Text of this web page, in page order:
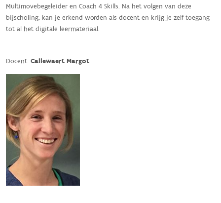
Multimovebegeleider en Coach 4 Skills. Na het volgen van deze
bijscholing, kan je erkend worden als docent en krijg je zelf toegang
tot al het digitale leermateriaal.
Docent: Callewaert Margot